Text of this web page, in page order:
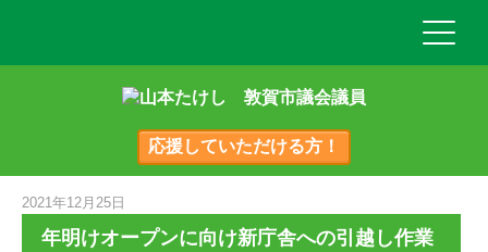
応援していただける方！
2021年12月25日
年明けオープンに向け新庁舎への引越し作業